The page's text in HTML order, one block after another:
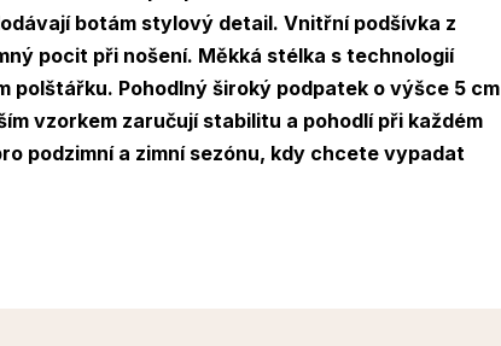
botám stylový detail. Vnitřní podšívka z
pocit při nošení. Měkká stélka s technologií
polštářku. Pohodlný široký podpatek o výšce 5 cm
vzorkem zaručují stabilitu a pohodlí při každém
podzimní a zimní sezónu, kdy chcete vypadat